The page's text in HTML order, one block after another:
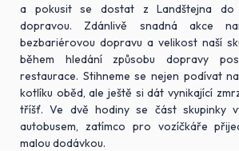
a pokusit se dostat z Landštejna do
dopravou. Zdánlivě snadná akce
bezbariérovou dopravu a velikost naší
během hledání způsobu dopravy
restaurace. Stihneme se nejen podívat
kotlíku oběd, ale ještě si dát vynikající
tříšť. Ve dvě hodiny se část skupinky
autobusem, zatímco pro vozíčkáře
malou dodávkou.